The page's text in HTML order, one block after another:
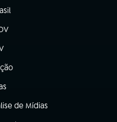
aba)
aba)
aba)
aba)
aba)
de Mídias